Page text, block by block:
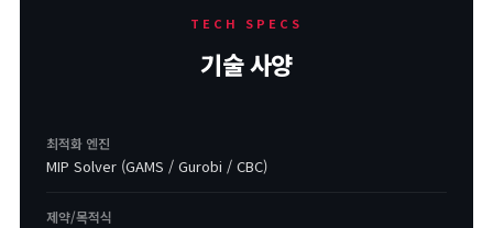
TECH SPECS
기술 사양
최적화 엔진
MIP Solver (GAMS / Gurobi / CBC)
제약/목적식